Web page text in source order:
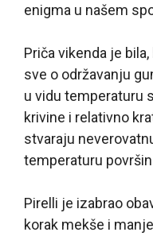
enigma u našem
Priča vikenda je
sve o održavanju
u vidu temperaturu
krivine i relativno
stvaraju
temperaturu
Pirelli je izabrao
korak mekše i